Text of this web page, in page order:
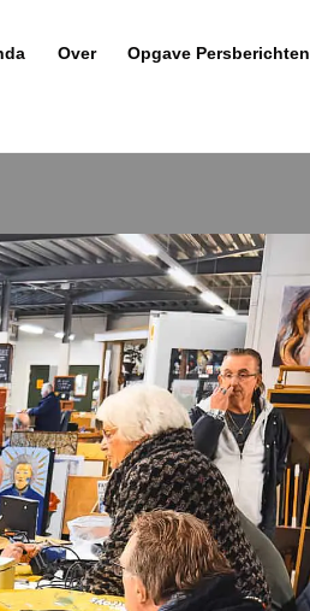
Over Opgave Persberichten